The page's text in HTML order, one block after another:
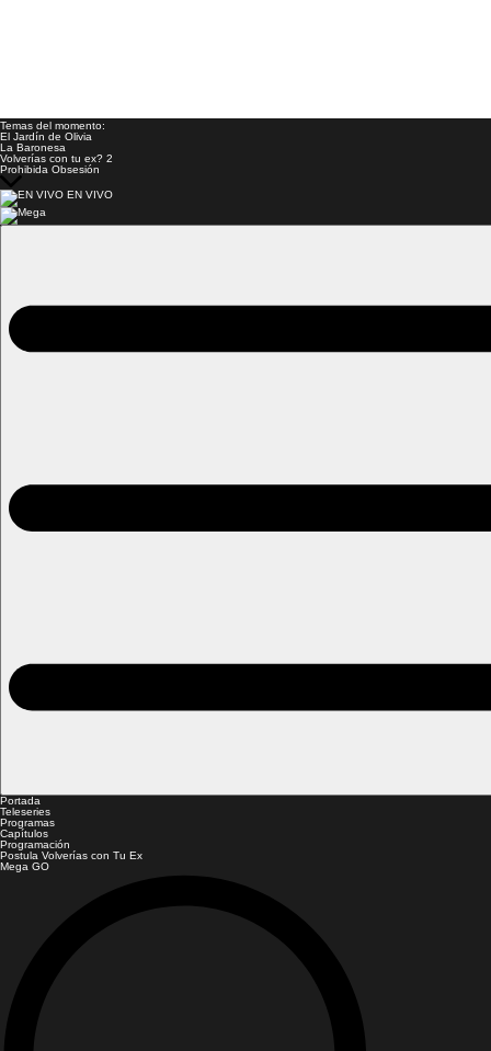
Temas del momento:
El Jardín de Olivia
La Baronesa
Volverías con tu ex? 2
Prohibida Obsesión
EN VIVO
Portada
Teleseries
Programas
Capítulos
Programación
Postula Volverías con Tu Ex
Mega GO